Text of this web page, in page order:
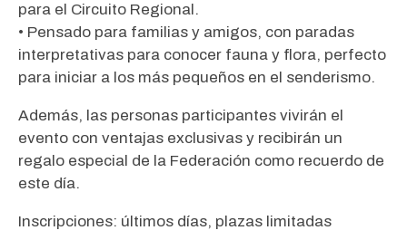
para el Circuito Regional.
• Pensado para familias y amigos, con paradas
interpretativas para conocer fauna y flora, perfecto
para iniciar a los más pequeños en el senderismo.
Además, las personas participantes vivirán el
evento con ventajas exclusivas y recibirán un
regalo especial de la Federación como recuerdo de
este día.
Inscripciones: últimos días, plazas limitadas